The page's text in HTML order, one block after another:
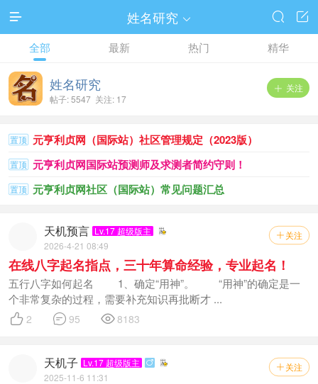
 姓名研究  

全部 最新 热门 精华
 关注
姓名研究
帖子: 5547 关注: 17
置顶 元亨利贞网（国际站）社区管理规定（2023版）
置顶 元亨利贞网国际站预测师及求测者简约守则！
置顶 元亨利贞网社区（国际站）常见问题汇总
 关注
天机预言 Lv.17 超级版主
2026-4-21 08:49
在线八字起名指点，三十年算命经验，专业起名！
五行八字如何起名 1、确定“用神”。 “用神”的确定是一
个非常复杂的过程，需要补充知识再批断才 ...
 2  95  8183
 关注
天机子 Lv.17 超级版主 
2025-11-6 11:31